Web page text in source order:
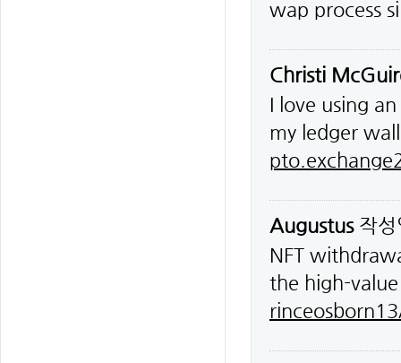
wap process
Christi
I love using
my ledger
Augustus작
NFT
the high-